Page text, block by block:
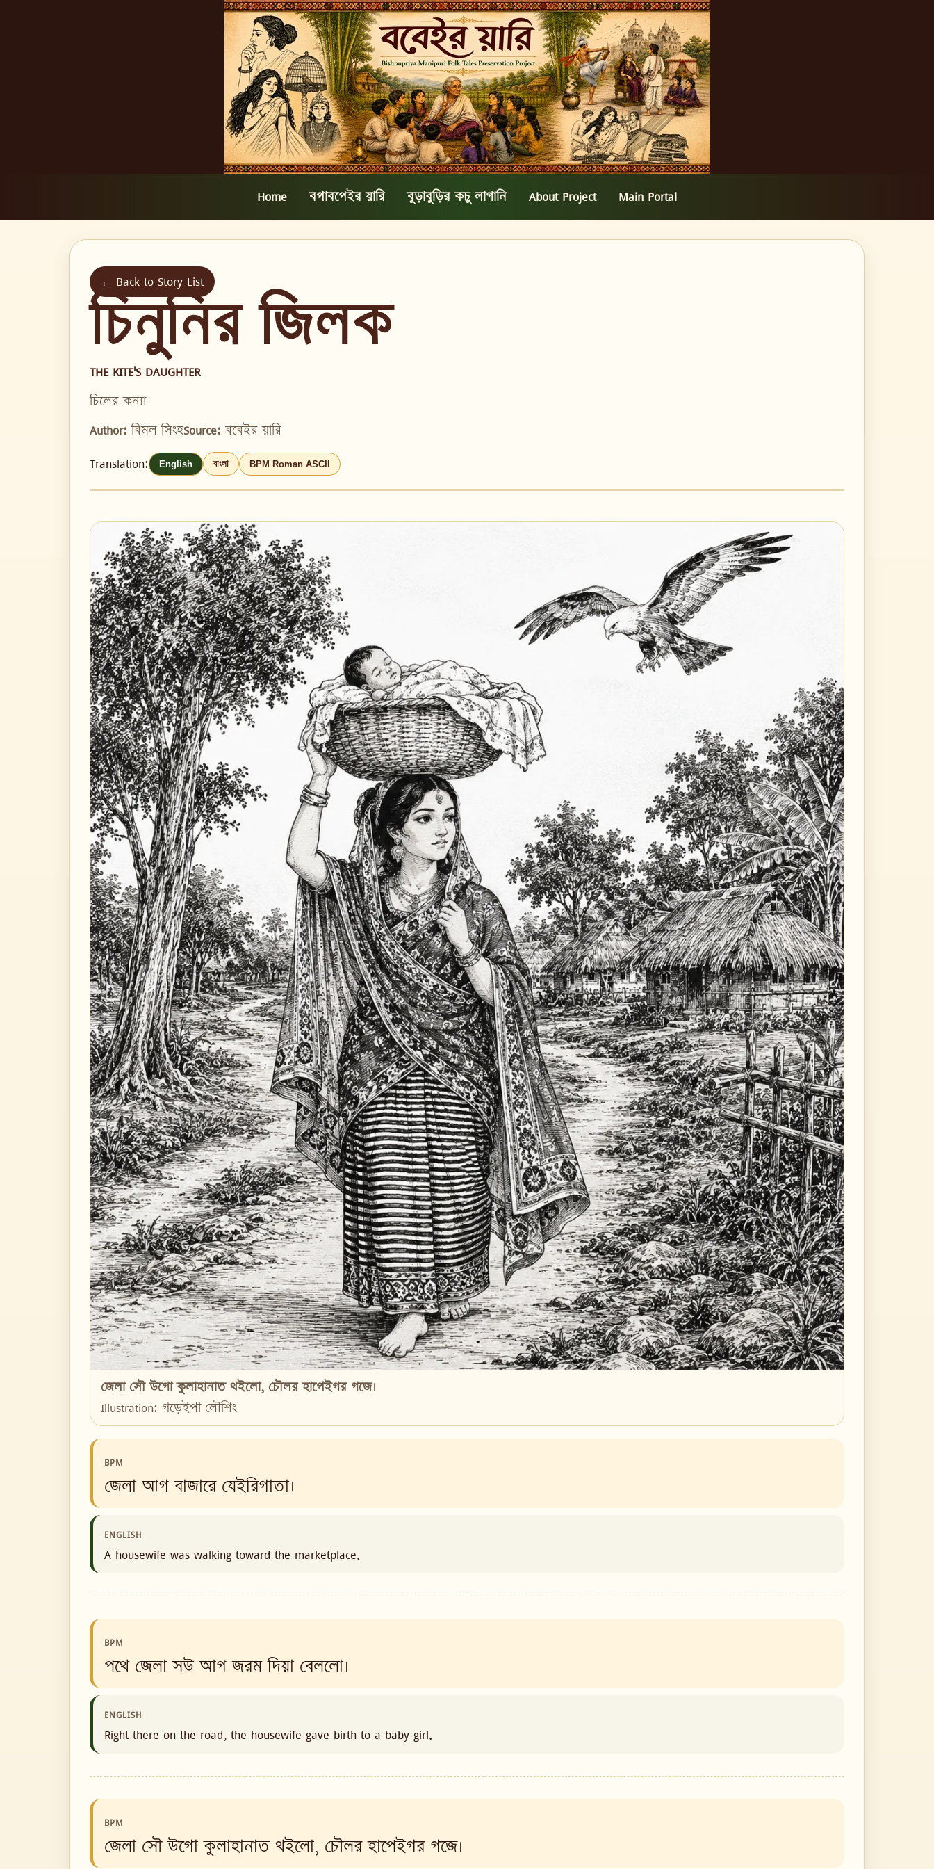
Home বপাবপেইর য়ারি বুড়াবুড়ির কচু লাগানি About Project Main Portal
← Back to Story List
চিনুনির জিলক
THE KITE'S DAUGHTER
চিলের কন্যা
Author: বিমল সিংহSource: ববেইর য়ারি
Translation:
English বাংলা BPM Roman ASCII
জেলা সৌ উগো কুলাহানাত থইলো, চৌলর হাপেইগর গজে।
Illustration: গড়েইপা লৌশিং
BPM
জেলা আগ বাজারে যেইরিগাতা।
ENGLISH
A housewife was walking toward the marketplace.
BPM
পথে জেলা সউ আগ জরম দিয়া বেললো।
ENGLISH
Right there on the road, the housewife gave birth to a baby girl.
BPM
জেলা সৌ উগো কুলাহানাত থইলো, চৌলর হাপেইগর গজে।